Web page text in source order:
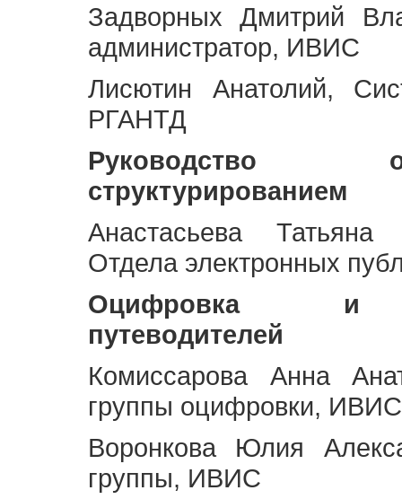
Задворных Дмитрий
администратор, ИВИС
Лисютин Анатолий,
РГАНТД
Руководство
структурированием
Анастасьева Татьяна
Отдела электронных
Оцифровка и
путеводителей
Комиссарова Анна
группы оцифровки, ИВИС
Воронкова Юлия
группы, ИВИС